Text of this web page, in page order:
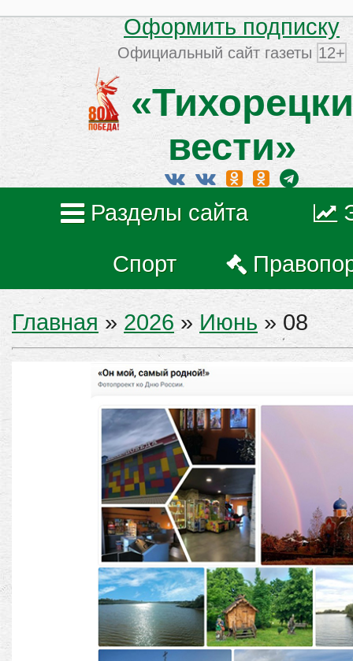
Оформить подписку
Официальный сайт газеты 12+
вести»
Разделы сайта
Спорт
Главная » 2026 » Июнь » 08